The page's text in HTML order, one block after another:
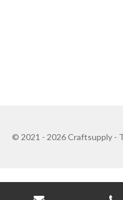
© 2021 - 2026 Craftsupply -